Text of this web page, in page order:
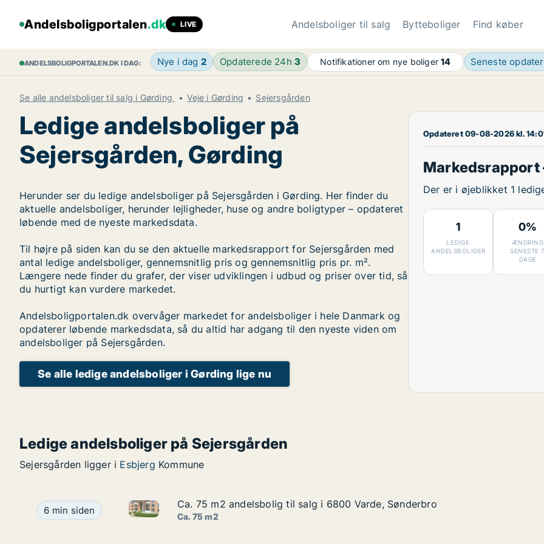
Andelsboligportalen.dk LIVE Andelsboliger til salg Bytteboliger Find køber
ANDELSBOLIGPORTALEN.DK I DAG: Nye i dag 2 Opdaterede 24h3 Notifikationer om nye boliger14 Seneste
Se alle andelsboliger til salg i Gørding Veje i Gørding Sejersgården
Ledige andelsboliger på
Sejersgården, Gørding
Herunder ser du ledige andelsboliger på Sejersgården i Gørding. Her finder du
aktuelle andelsboliger, herunder lejligheder, huse og andre boligtyper – opdateret
løbende med de nyeste markedsdata.
Til højre på siden kan du se den aktuelle markedsrapport for Sejersgården med
antal ledige andelsboliger, gennemsnitlig pris og gennemsnitlig pris pr. m².
Længere nede finder du grafer, der viser udviklingen i udbud og priser over tid, så
du hurtigt kan vurdere markedet.
Andelsboligportalen.dk overvåger markedet for andelsboliger i hele Danmark og
opdaterer løbende markedsdata, så du altid har adgang til den nyeste viden om
andelsboliger på Sejersgården.
Se alle ledige andelsboliger i Gørding lige nu
Opdateret 09-08-2026 kl.
Markedsrapport
Der er i øjeblikket 1
1
LEDIGE
ANDELSBOLIGER
0%
ÆNDRING
SENESTE 7
DAGE
Ledige andelsboliger på Sejersgården
Sejersgården ligger i Esbjerg Kommune
Ca. 75 m2 andelsbolig til salg i 6800 Varde, Sønderbro
6 min siden Ca. 75 m2 andelsbolig til salg i 6800 Varde, Sønderbro
Ca. 75 m2 andelsbolig til salg i 6800 Varde, Sønderbro
Ca. 75 m2 andelsbolig til salg i 6800 Varde, Sønderbro
Ca. 75 m2